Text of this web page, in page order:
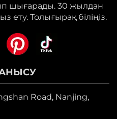
шығарады. 30 жылдан
ету. Толығырақ біліңіз.
Road, Nanjing,